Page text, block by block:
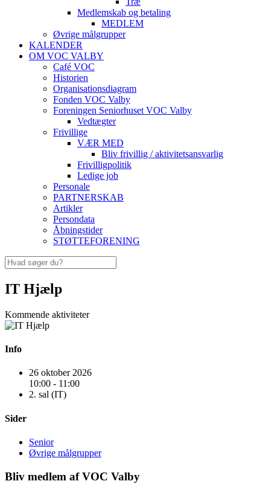
Medlemskab og betaling
MEDLEM
Øvrige målgrupper
KALENDER
OM VOC VALBY
Café VOC
Historien
Organisationsdiagram
Fonden VOC Valby
Foreningen Seniorhuset VOC Valby
Vedtægter
Frivillige
VÆR MED
Bliv frivillig / aktivitetsansvarlig
Frivilligpolitik
Ledige job
Personale
PARTNERSKAB
Artikler
Persondata
Åbningstider
STØTTEFORENING
IT Hjælp
Kommende aktiviteter
Info
26 oktober 2026
10:00 - 11:00
2. sal (IT)
Sider
Senior
Øvrige målgrupper
Bliv medlem af VOC Valby